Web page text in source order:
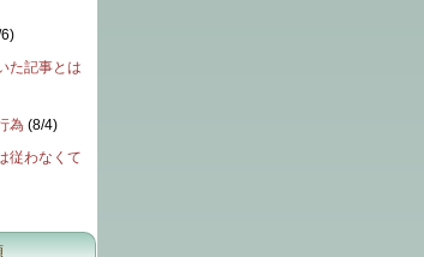
)
た記事とは
為 (8/4)
従わなくて